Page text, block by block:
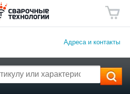
Адреса и контакты